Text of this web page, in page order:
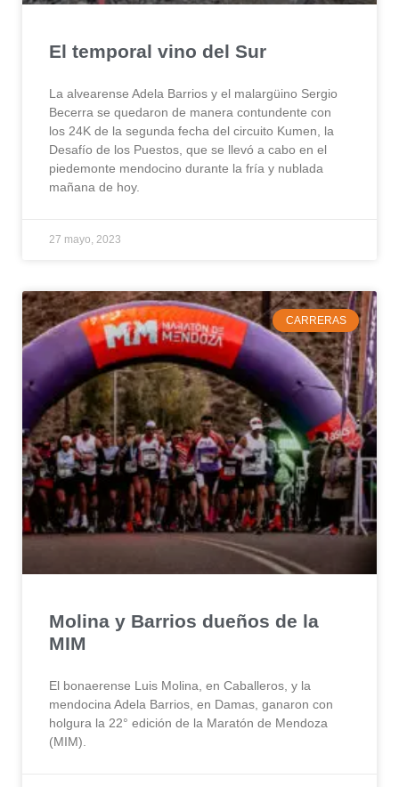
El temporal vino del Sur
La alvearense Adela Barrios y el malargüino Sergio
Becerra se quedaron de manera contundente con
los 24K de la segunda fecha del circuito Kumen, la
Desafío de los Puestos, que se llevó a cabo en el
piedemonte mendocino durante la fría y nublada
mañana de hoy.
27 mayo, 2023
CARRERAS
Molina y Barrios dueños de la
MIM
El bonaerense Luis Molina, en Caballeros, y la
mendocina Adela Barrios, en Damas, ganaron con
holgura la 22° edición de la Maratón de Mendoza
(MIM).